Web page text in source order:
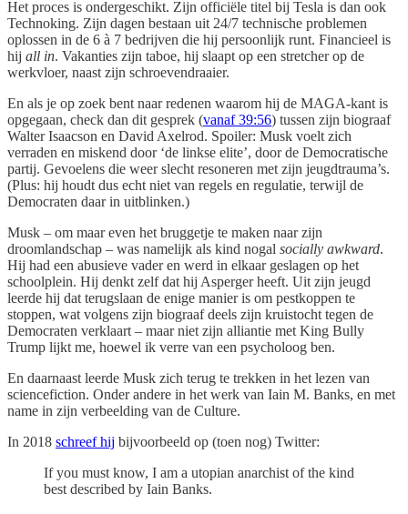
Het proces is ondergeschikt. Zijn officiële titel bij Tesla is dan ook
Technoking. Zijn dagen bestaan uit 24/7 technische problemen
oplossen in de 6 à 7 bedrijven die hij persoonlijk runt. Financieel is
hij all in. Vakanties zijn taboe, hij slaapt op een stretcher op de
werkvloer, naast zijn schroevendraaier.
En als je op zoek bent naar redenen waarom hij de MAGA-kant is
opgegaan, check dan dit gesprek (vanaf 39:56) tussen zijn biograaf
Walter Isaacson en David Axelrod. Spoiler: Musk voelt zich
verraden en miskend door ‘de linkse elite’, door de Democratische
partij. Gevoelens die weer slecht resoneren met zijn jeugdtrauma’s.
(Plus: hij houdt dus echt niet van regels en regulatie, terwijl de
Democraten daar in uitblinken.)
Musk – om maar even het bruggetje te maken naar zijn
droomlandschap – was namelijk als kind nogal socially awkward.
Hij had een abusieve vader en werd in elkaar geslagen op het
schoolplein. Hij denkt zelf dat hij Asperger heeft. Uit zijn jeugd
leerde hij dat terugslaan de enige manier is om pestkoppen te
stoppen, wat volgens zijn biograaf deels zijn kruistocht tegen de
Democraten verklaart – maar niet zijn alliantie met King Bully
Trump lijkt me, hoewel ik verre van een psycholoog ben.
En daarnaast leerde Musk zich terug te trekken in het lezen van
sciencefiction. Onder andere in het werk van Iain M. Banks, en met
name in zijn verbeelding van de Culture.
In 2018 schreef hij bijvoorbeeld op (toen nog) Twitter:
If you must know, I am a utopian anarchist of the kind
best described by Iain Banks.